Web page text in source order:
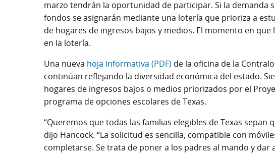
marzo tendrán la oportunidad de participar. Si la demanda
fondos se asignarán mediante una lotería que prioriza a
de hogares de ingresos bajos y medios. El momento en
en la lotería.
Una nueva hoja informativa (PDF) de la oficina de la
continúan reflejando la diversidad económica del estado.
hogares de ingresos bajos o medios priorizados por el
programa de opciones escolares de Texas.
“Queremos que todas las familias elegibles de Texas sepan
dijo Hancock. “La solicitud es sencilla, compatible con
completarse. Se trata de poner a los padres al mando y